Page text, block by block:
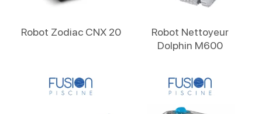
Robot Zodiac CNX 20
Robot Nettoyeur
Dolphin M600